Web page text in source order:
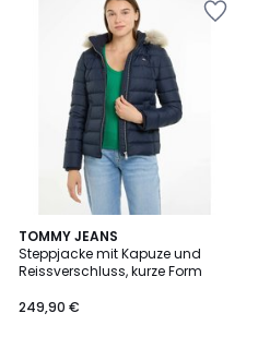
TOMMY JEANS
Steppjacke mit Kapuze und
Reissverschluss, kurze Form
249,90 €
3,2
/ 5
2
Farben